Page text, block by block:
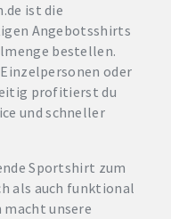
ist die
Angebotsshirts
bestellen.
oder
profitierst du
und schneller
Sportshirt zum
als auch funktional
unsere